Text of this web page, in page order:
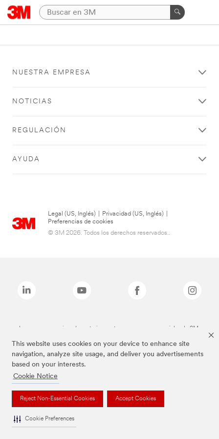
This website uses cookies on your device to enhance site
navigation, analyze site usage, and deliver you advertisements
based on your interests.
Cookie Notice
Reject Non-Essential Cookies Accept Cookies
Cookie Preferences
NUESTRA EMPRESA
NOTICIAS
REGULACIÓN
AYUDA
Legal (US, Inglés) Privacidad (US, Inglés)
Preferencias de cookies
© 3M 2026. Todos los derechos reservados..
Las marcas mencionadas anteriormente son marcas comerciales de 3M.